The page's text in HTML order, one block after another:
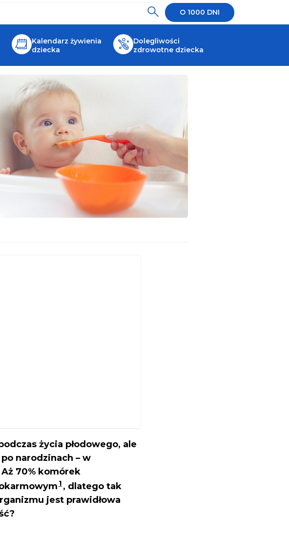
O 1000 DNI
Kalendarz żywienia
dziecka
Dolegliwości
zdrowotne dziecka
życia płodowego, ale
narodzinach – w
70% komórek
1 , dlatego tak
jest prawidłowa